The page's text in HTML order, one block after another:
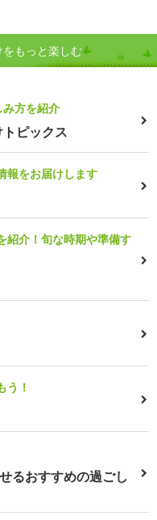
もっと楽しむ
方を紹介
ピックス
報をお届けします
紹介！旬な時期や準備す
う！
るおすすめの過ごし